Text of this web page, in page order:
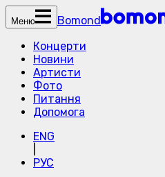
Меню
Bomond
Концерти
Новини
Артисти
Фото
Питання
Допомога
ENG
РУС